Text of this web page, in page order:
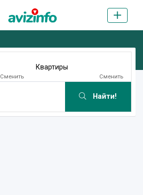
Сменить
Квартиры
Сменить
Найти!